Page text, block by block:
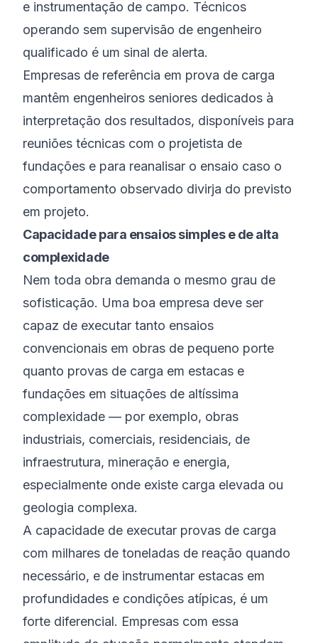
e instrumentação de campo. Técnicos
operando sem supervisão de engenheiro
qualificado é um sinal de alerta.
Empresas de referência em prova de carga
mantêm engenheiros seniores dedicados à
interpretação dos resultados, disponíveis para
reuniões técnicas com o projetista de
fundações e para reanalisar o ensaio caso o
comportamento observado divirja do previsto
em projeto.
Capacidade para ensaios simples e de alta
complexidade
Nem toda obra demanda o mesmo grau de
sofisticação. Uma boa empresa deve ser
capaz de executar tanto ensaios
convencionais em obras de pequeno porte
quanto provas de carga em estacas e
fundações em situações de altíssima
complexidade — por exemplo, obras
industriais, comerciais, residenciais, de
infraestrutura, mineração e energia,
especialmente onde existe carga elevada ou
geologia complexa.
A capacidade de executar provas de carga
com milhares de toneladas de reação quando
necessário, e de instrumentar estacas em
profundidades e condições atípicas, é um
forte diferencial. Empresas com essa